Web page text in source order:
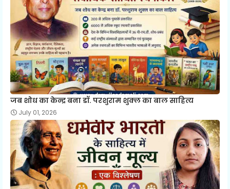
जब शोध का केन्द्र बना डॉ. परशुराम शुक्ल का बाल साहित्य
July 01, 2026